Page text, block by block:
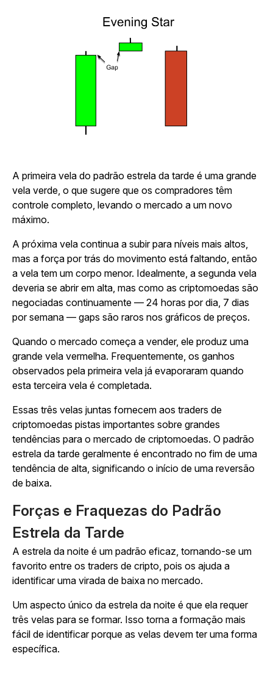
A primeira vela do padrão estrela da tarde é uma grande
vela verde, o que sugere que os compradores têm
controle completo, levando o mercado a um novo
máximo.
A próxima vela continua a subir para níveis mais altos,
mas a força por trás do movimento está faltando, então
a vela tem um corpo menor. Idealmente, a segunda vela
deveria se abrir em alta, mas como as criptomoedas são
negociadas continuamente — 24 horas por dia, 7 dias
por semana — gaps são raros nos gráficos de preços.
Quando o mercado começa a vender, ele produz uma
grande vela vermelha. Frequentemente, os ganhos
observados pela primeira vela já evaporaram quando
esta terceira vela é completada.
Essas três velas juntas fornecem aos traders de
criptomoedas pistas importantes sobre grandes
tendências para o mercado de criptomoedas. O padrão
estrela da tarde geralmente é encontrado no fim de uma
tendência de alta, significando o início de uma reversão
de baixa.
Forças e Fraquezas do Padrão
Estrela da Tarde
A estrela da noite é um padrão eficaz, tornando-se um
favorito entre os traders de cripto, pois os ajuda a
identificar uma virada de baixa no mercado.
Um aspecto único da estrela da noite é que ela requer
três velas para se formar. Isso torna a formação mais
fácil de identificar porque as velas devem ter uma forma
específica.